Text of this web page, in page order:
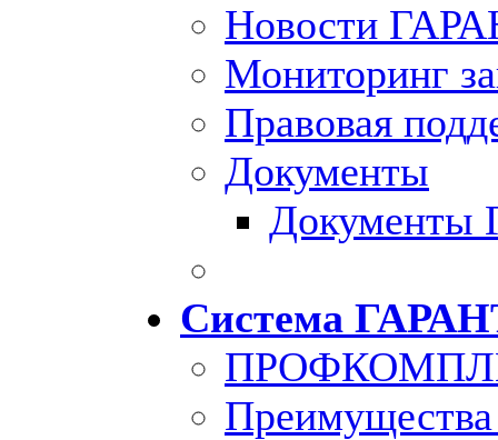
Новости
Мониторинг
Правовая
Документы
Документы
Система